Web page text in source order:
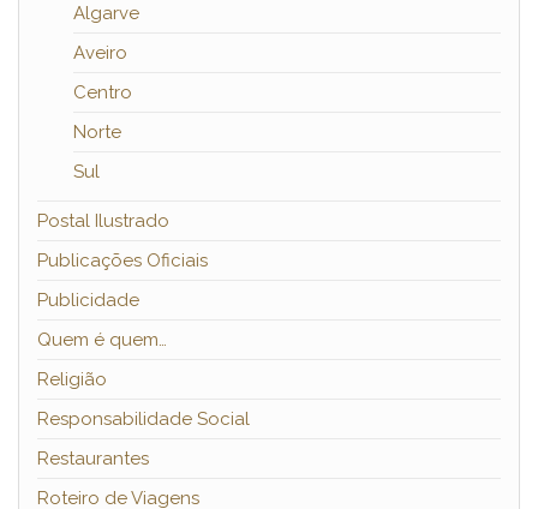
Algarve
Aveiro
Centro
Norte
Sul
Postal Ilustrado
Publicações Oficiais
Publicidade
Quem é quem…
Religião
Responsabilidade Social
Restaurantes
Roteiro de Viagens